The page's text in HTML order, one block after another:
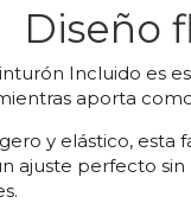
Diseño
Incluido es
aporta
y elástico,
ajuste perfecto